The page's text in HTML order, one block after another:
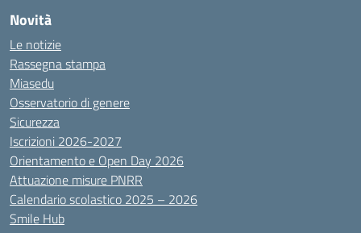
Novità
Le notizie
Rassegna stampa
Miasedu
Osservatorio di genere
Sicurezza
Iscrizioni 2026-2027
Orientamento e Open Day 2026
Attuazione misure PNRR
Calendario scolastico 2025 – 2026
Smile Hub